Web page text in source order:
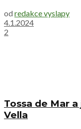
od redakce vyslapy
4.1.2024
2
Tossa de Mar
Vella